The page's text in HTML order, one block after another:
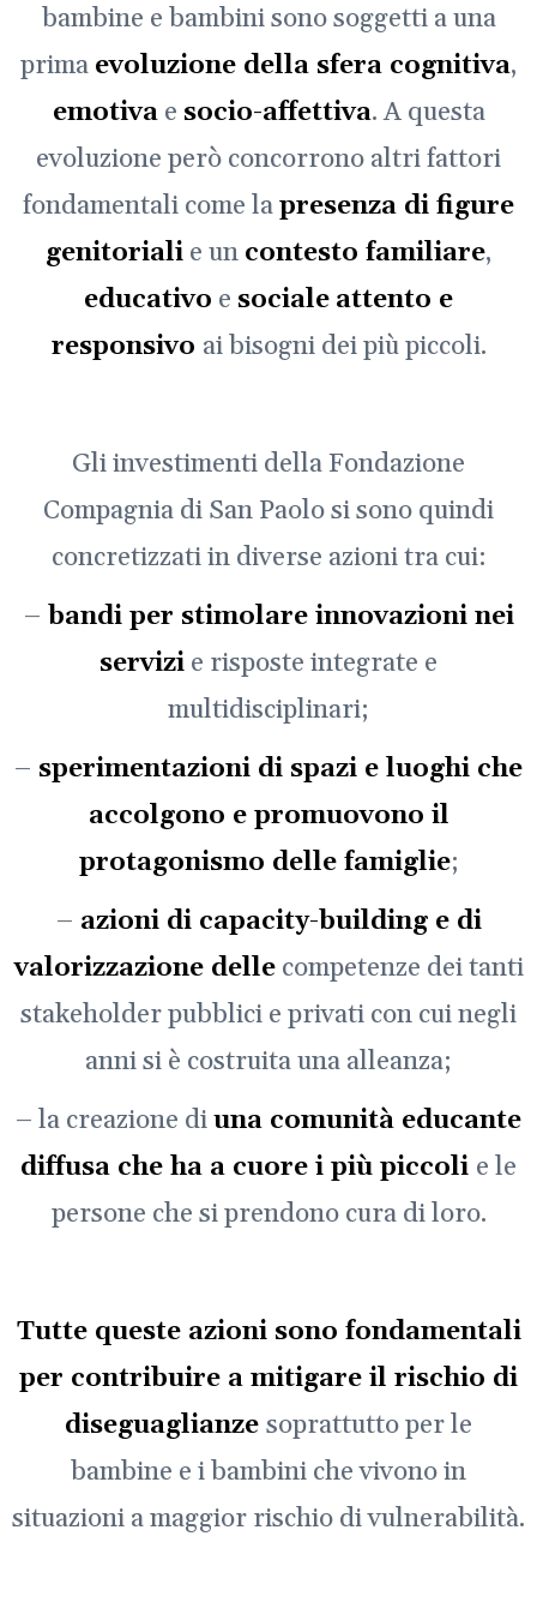
bambine e bambini sono soggetti a una
prima evoluzione della sfera cognitiva,
emotivae socio-affettiva. A questa
evoluzione però concorrono altri fattori
fondamentali come lapresenza di figure
genitorialie un contesto familiare,
educativo e sociale attento e
responsivo ai bisogni dei più piccoli.
Gli investimenti della Fondazione
Compagnia di San Paolo si sono quindi
concretizzati in diverse azioni tra cui:
– bandi per stimolare innovazioni nei
servizi e risposte integrate e
multidisciplinari;
– sperimentazioni di spazi e luoghi che
accolgono e promuovono il
protagonismo delle famiglie;
– azioni di capacity-building e di
valorizzazione dellecompetenze dei tanti
stakeholder pubblici e privati con cui negli
anni si è costruita una alleanza;
– la creazione diuna comunità educante
diffusa che ha a cuore i più piccoli e le
persone che si prendono cura di loro.
Tutte queste azioni sono fondamentali
per contribuire a mitigare il rischio di
diseguaglianze soprattutto per le
bambine e i bambini che vivono in
situazioni a maggior rischio di vulnerabilità.